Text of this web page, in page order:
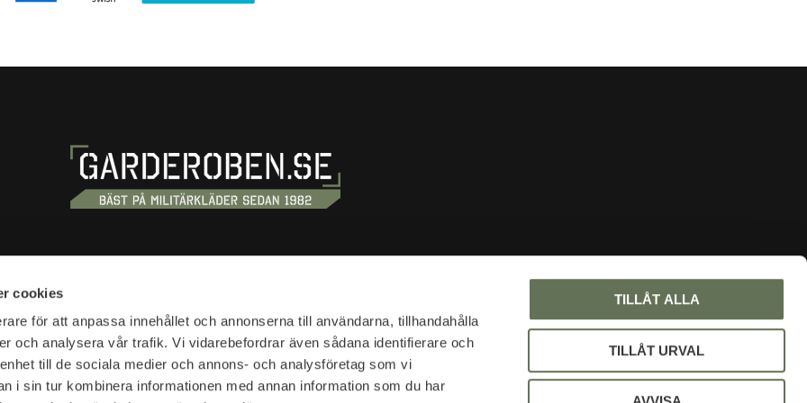
cookies
för att anpassa innehållet och annonserna till användarna, tillhandahålla
och analysera vår trafik. Vi vidarebefordrar även sådana identifierare och
till de sociala medier och annons- och analysföretag som vi
i sin tur kombinera informationen med annan information som du har
TILLÅT ALLA
TILLÅT URVAL
20
Terms and conditions
Customer service
Shipping & delivery
Complaint and return
About us
Blog